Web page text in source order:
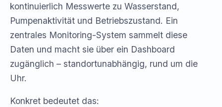
kontinuierlich Messwerte zu Wasserstand,
Pumpenaktivität und Betriebszustand. Ein
zentrales Monitoring-System sammelt diese
Daten und macht sie über ein Dashboard
zugänglich – standortunabhängig, rund um die
Uhr.
Konkret bedeutet das: